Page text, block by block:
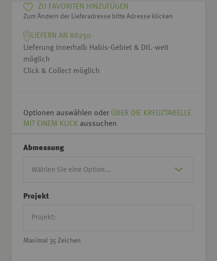
ZU FAVORITEN HINZUFÜGEN
Zum Ändern der Lieferadresse bitte Adresse klicken
LIEFERN AN 88250
Lieferung innerhalb Habis-Gebiet & Dtl.-weit
möglich
Click & Collect möglich
Optionen auswählen oder ÜBER DIE KREUZTABELLE
MIT EINEM KLICK aussuchen
Abmessung
Projekt
Maximal 35 Zeichen